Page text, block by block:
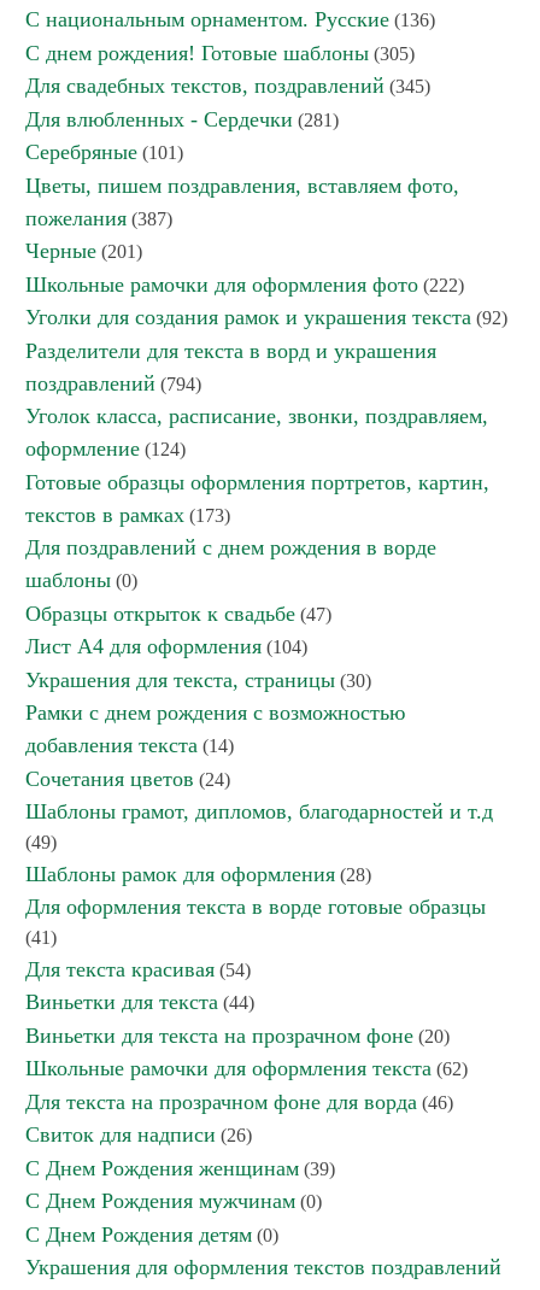
С национальным орнаментом. Русские (136)
С днем рождения! Готовые шаблоны (305)
Для свадебных текстов, поздравлений (345)
Для влюбленных - Сердечки (281)
Серебряные (101)
Цветы, пишем поздравления, вставляем фото,
пожелания (387)
Черные (201)
Школьные рамочки для оформления фото (222)
Уголки для создания рамок и украшения текста (92)
Разделители для текста в ворд и украшения
поздравлений (794)
Уголок класса, расписание, звонки, поздравляем,
оформление (124)
Готовые образцы оформления портретов, картин,
текстов в рамках (173)
Для поздравлений с днем рождения в ворде
шаблоны (0)
Образцы открыток к свадьбе (47)
Лист А4 для оформления (104)
Украшения для текста, страницы (30)
Рамки с днем рождения с возможностью
добавления текста (14)
Сочетания цветов (24)
Шаблоны грамот, дипломов, благодарностей и т.д
(49)
Шаблоны рамок для оформления (28)
Для оформления текста в ворде готовые образцы
(41)
Для текста красивая (54)
Виньетки для текста (44)
Виньетки для текста на прозрачном фоне (20)
Школьные рамочки для оформления текста (62)
Для текста на прозрачном фоне для ворда (46)
Свиток для надписи (26)
С Днем Рождения женщинам (39)
С Днем Рождения мужчинам (0)
С Днем Рождения детям (0)
Украшения для оформления текстов поздравлений